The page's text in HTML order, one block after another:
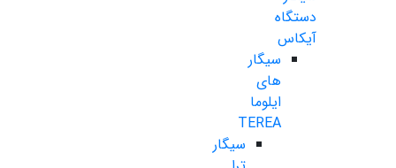
دستگاه
آیکاس
سیگار
های
ایلوما
TEREA
سیگار